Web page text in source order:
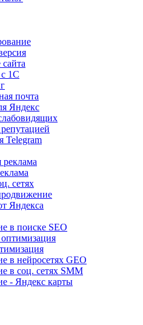
1С
почта
Яндекс
Telegram
реклама
сетях
Яндекса
в поиске SEO
в нейросетях GEO
в соц. сетях SMM
- Яндекс карты